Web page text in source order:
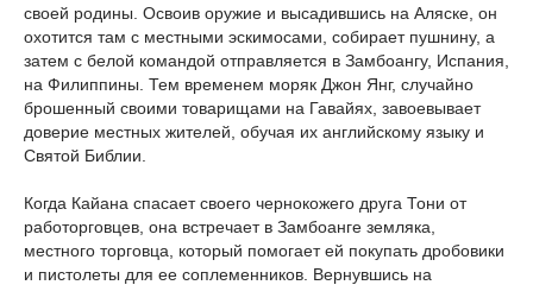
своей родины. Освоив оружие и высадившись на Аляске, он
охотится там с местными эскимосами, собирает пушнину, а
затем с белой командой отправляется в Замбоангу, Испания,
на Филиппины. Тем временем моряк Джон Янг, случайно
брошенный своими товарищами на Гавайях, завоевывает
доверие местных жителей, обучая их английскому языку и
Святой Библии.
Когда Кайана спасает своего чернокожего друга Тони от
работорговцев, она встречает в Замбоанге земляка,
местного торговца, который помогает ей покупать дробовики
и пистолеты для ее соплеменников. Вернувшись на